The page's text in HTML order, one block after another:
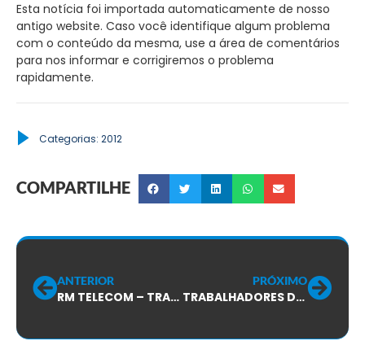
Esta notícia foi importada automaticamente de nosso
antigo website. Caso você identifique algum problema
com o conteúdo da mesma, use a área de comentários
para nos informar e corrigiremos o problema
rapidamente.
Categorias: 2012
COMPARTILHE
ANTERIOR
RM TELECOM – TRABALHADORES ELEGEM TRÊS DELEGADOS NO CRM DA EMPRESA!
PRÓXIMO
TRABALHADORES DA RM ELEGEM SEUS DELEGADOS SINDICAIS!